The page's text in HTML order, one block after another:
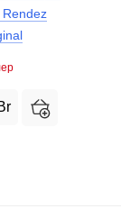
Rendez